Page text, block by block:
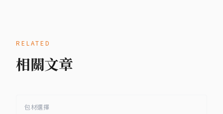
RELATED
相關文章
包材選擇